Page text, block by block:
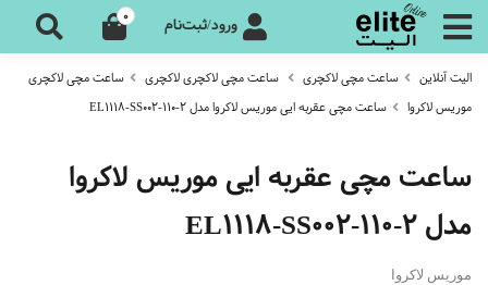
ورود/ثبت‌نام 0
الیت آنلاین ساعت مچی لاکچری ساعت مچی لاکچری لاکچری
ساعت مچی لاکچری
موریس لاکروا
ساعت مچی عقربه ایی موریس لاکروا مدل EL1118-SS002-110-2
ساعت مچی عقربه ایی موریس لاکروا
مدل EL1118-SS002-110-2
موریس لاکروا